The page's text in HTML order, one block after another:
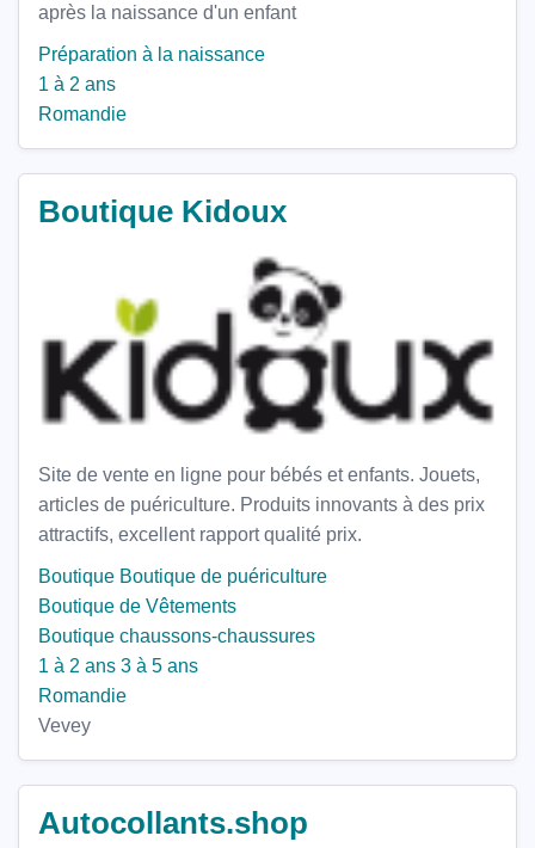
après la naissance d'un enfant
Préparation à la naissance
1 à 2 ans
Romandie
Boutique Kidoux
Site de vente en ligne pour bébés et enfants. Jouets,
articles de puériculture. Produits innovants à des prix
attractifs, excellent rapport qualité prix.
Boutique Boutique de puériculture
Boutique de Vêtements
Boutique chaussons-chaussures
1 à 2 ans 3 à 5 ans
Romandie
Vevey
Autocollants.shop